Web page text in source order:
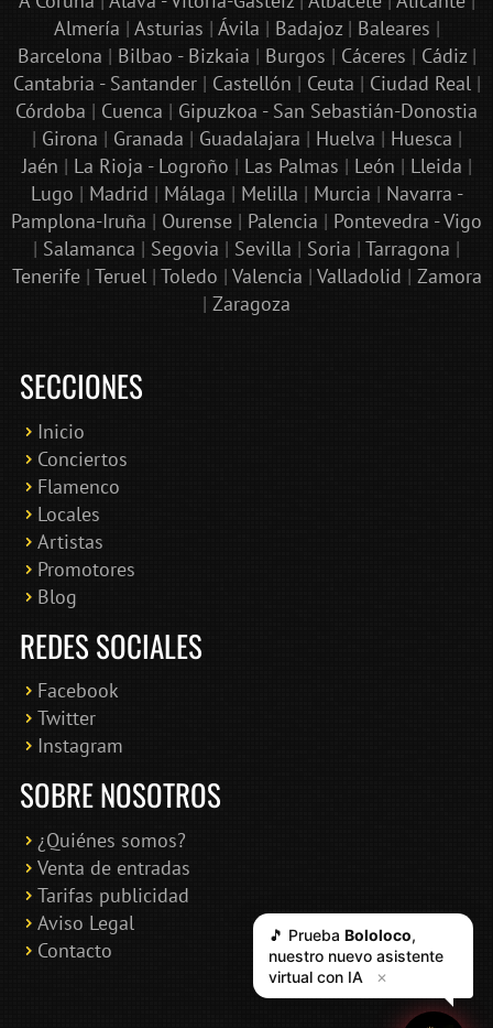
Almería | Asturias | Ávila | Badajoz| Baleares |
Barcelona | Bilbao - Bizkaia | Burgos | Cáceres | Cádiz|
Cantabria - Santander| Castellón | Ceuta | Ciudad Real|
Córdoba | Cuenca | Gipuzkoa - San Sebastián-Donostia
| Girona | Granada | Guadalajara | Huelva | Huesca |
Jaén | La Rioja - Logroño | Las Palmas | León | Lleida |
Lugo | Madrid | Málaga | Melilla | Murcia | Navarra -
Pamplona-Iruña | Ourense | Palencia | Pontevedra - Vigo
| Salamanca | Segovia | Sevilla | Soria | Tarragona |
Tenerife| Teruel| Toledo | Valencia | Valladolid | Zamora
| Zaragoza
SECCIONES
Inicio
Conciertos
Flamenco
Locales
Artistas
Promotores
Blog
REDES SOCIALES
Facebook
Twitter
Instagram
SOBRE NOSOTROS
¿Quiénes somos?
Venta de entradas
Tarifas publicidad
Aviso Legal
Contacto